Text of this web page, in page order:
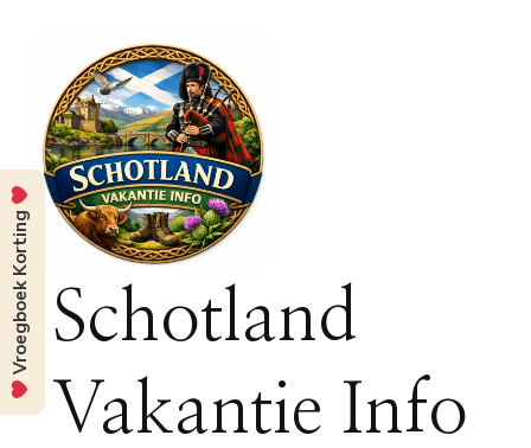
Schotland
Vakantie Info
Vroegboek Korting